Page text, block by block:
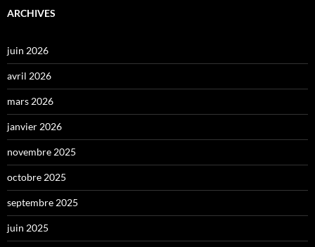
ARCHIVES
juin 2026
avril 2026
mars 2026
janvier 2026
novembre 2025
octobre 2025
septembre 2025
juin 2025